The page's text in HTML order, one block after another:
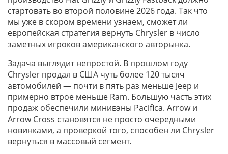
стартовать во второй половине 2026 года. Так что
мы уже в скором времени узнаем, сможет ли
европейская стратегия вернуть Chrysler в число
заметных игроков американского авторынка.
Задача выглядит непростой. В прошлом году
Chrysler продал в США чуть более 120 тысяч
автомобилей — почти в пять раз меньше Jeep и
примерно втрое меньше Ram. Большую часть этих
продаж обеспечили минивэны Pacifica. Arrow и
Arrow Cross становятся не просто очередными
новинками, а проверкой того, способен ли Chrysler
вернуться в массовый сегмент.